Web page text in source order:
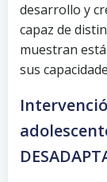
desarrollo y
capaz de
muestran
sus